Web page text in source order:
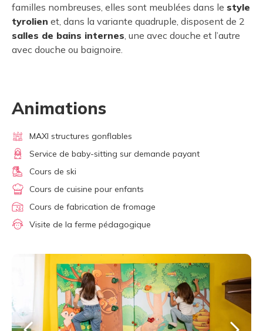
familles nombreuses, elles sont meublées dans le style
tyrolien et, dans la variante quadruple, disposent de 2
salles de bains internes, une avec douche et l’autre
avec douche ou baignoire.
Animations
MAXI structures gonflables
Service de baby-sitting sur demande payant
Cours de ski
Cours de cuisine pour enfants
Cours de fabrication de fromage
Visite de la ferme pédagogique